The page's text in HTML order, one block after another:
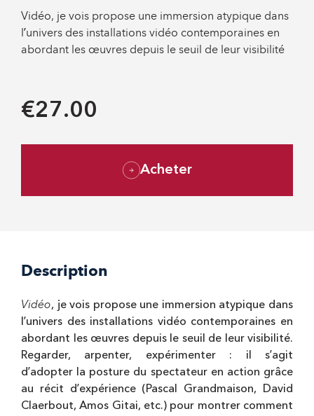
Vidéo, je vois propose une immersion atypique dans
lʼunivers des installations vidéo contemporaines en
abordant les œuvres depuis le seuil de leur visibilité
€27.00
Acheter
Description
Vidéo, je vois propose une immersion atypique dans
lʼunivers des installations vidéo contemporaines en
abordant les œuvres depuis le seuil de leur visibilité.
Regarder, arpenter, expérimenter : il sʼagit
dʼadopter la posture du spectateur en action grâce
au récit dʼexpérience (Pascal Grandmaison, David
Claerbout, Amos Gitai, etc.) pour montrer comment